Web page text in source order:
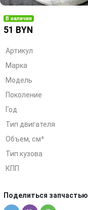
В наличии
51 BYN
Артикул
Марка
Модель
Поколение
Год
Тип двигателя
Объем, см³
Тип кузова
КПП
Поделиться запчастью